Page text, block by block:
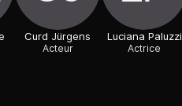
Curd Jürgens
Acteur
Luciana Paluzzi
Actrice